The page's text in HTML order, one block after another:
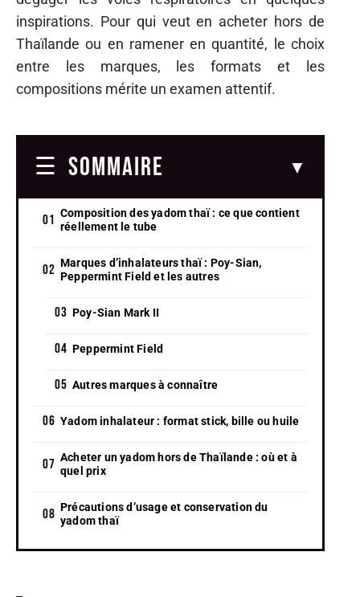
inspirations. Pour qui veut en acheter hors de
Thaïlande ou en ramener en quantité, le choix
entre les marques, les formats et les
compositions mérite un examen attentif.
SOMMAIRE
Composition des yadom thaï : ce que contient
réellement le tube
Marques d’inhalateurs thaï : Poy-Sian,
Peppermint Field et les autres
Poy-Sian Mark II
Peppermint Field
Autres marques à connaître
Yadom inhalateur : format stick, bille ou huile
Acheter un yadom hors de Thaïlande : où et à
quel prix
Précautions d’usage et conservation du
yadom thaï